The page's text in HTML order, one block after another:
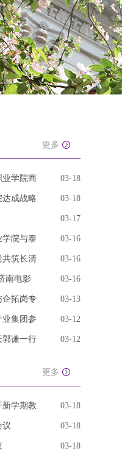
更多
业学院商 03-18
成战略 03-18
03-17
学院与泰 03-16
共筑长清 03-16
南电影 03-16
企拓岗专 03-13
业集团参 03-12
郭谦一行 03-12
更多
学期教 03-18
议 03-18
03-18